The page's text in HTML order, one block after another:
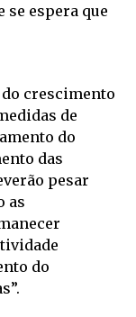
se espera que
do crescimento
de
do
das
pesar
as
do